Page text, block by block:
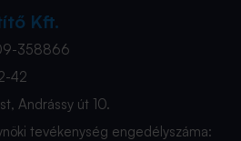
Kft.
358866
42
Andrássy út 10.
tevékenység engedélyszáma: